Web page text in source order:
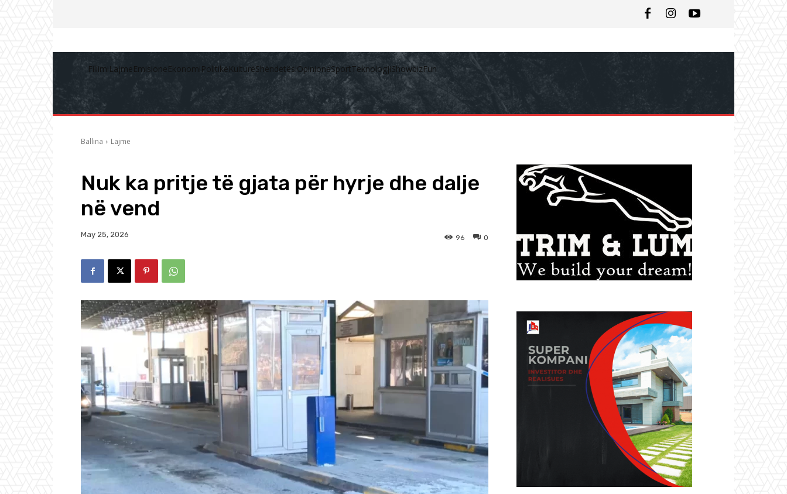
FillimiLajmeEmisioneEkonomiPolitikëKulturëShëndetësiOpinioneSportTeknologjiShowbizFun
Ballina Lajme
Nuk ka pritje të gjata për hyrje dhe dalje
në vend
May 25, 2026 0
96